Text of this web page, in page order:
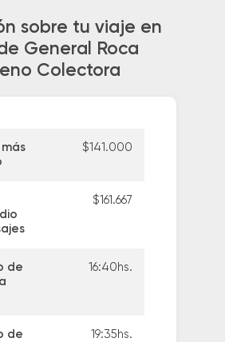
sobre tu viaje en
General Roca
Colectora
más
$141.000
$161.667
de
16:40hs.
de
19:35hs.